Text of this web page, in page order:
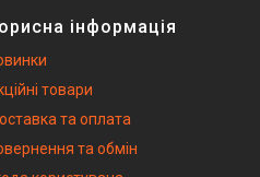
інформація
товари
та оплата
та обмін